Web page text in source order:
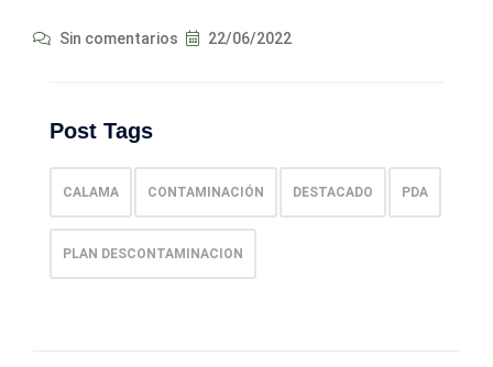
Sin comentarios 22/06/2022
Post Tags
CALAMA CONTAMINACIÓN DESTACADO PDA
PLAN DESCONTAMINACION